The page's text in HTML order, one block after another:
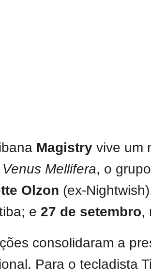
Magistry vive um
Venus Mellifera, o
Olzon (ex-
e 27 de setembro,
consolidaram a
Para o tecladista